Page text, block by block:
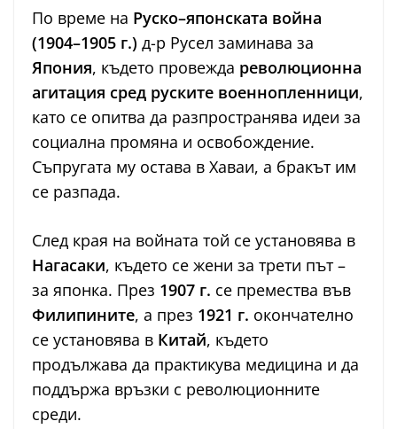
По време на Руско–японската война
(1904–1905 г.) д-р Русел заминава за
Япония, където провежда революционна
агитация сред руските военнопленници,
като се опитва да разпространява идеи за
социална промяна и освобождение.
Съпругата му остава в Хаваи, а бракът им
се разпада.
След края на войната той се установява в
Нагасаки, където се жени за трети път –
за японка. През 1907 г. се премества във
Филипините, а през 1921 г. окончателно
се установява в Китай, където
продължава да практикува медицина и да
поддържа връзки с революционните
среди.